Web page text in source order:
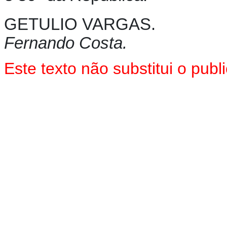
GETULIO VARGAS.
Fernando Costa.
Este texto não substitui o